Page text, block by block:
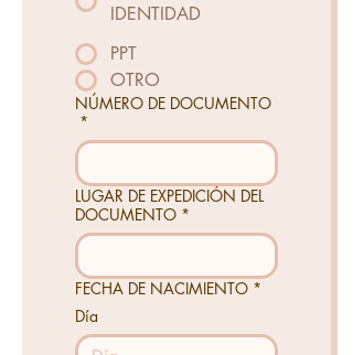
IDENTIDAD
PPT
OTRO
NÚMERO DE DOCUMENTO
*
LUGAR DE EXPEDICIÓN DEL
DOCUMENTO *
FECHA DE NACIMIENTO *
Día